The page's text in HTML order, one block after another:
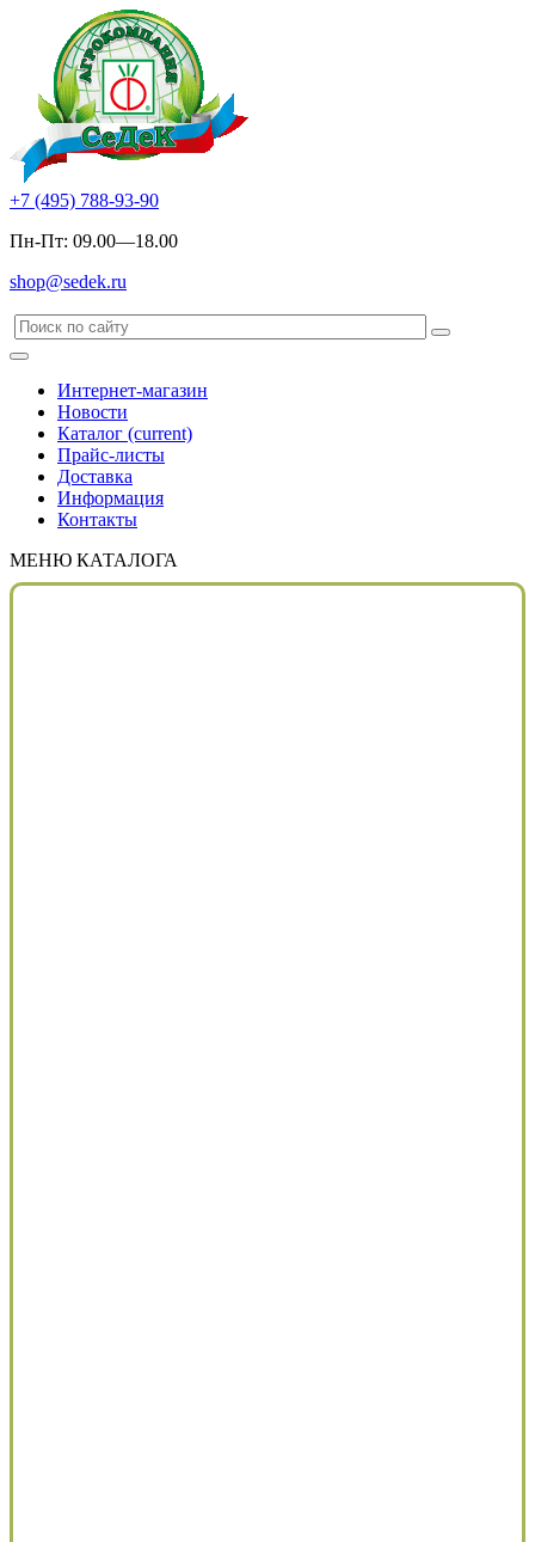
+7 (495) 788-93-90
Пн-Пт: 09.00—18.00
shop@sedek.ru
Интернет-магазин
Новости
Каталог (current)
Прайс-листы
Доставка
Информация
Контакты
МЕНЮ КАТАЛОГА